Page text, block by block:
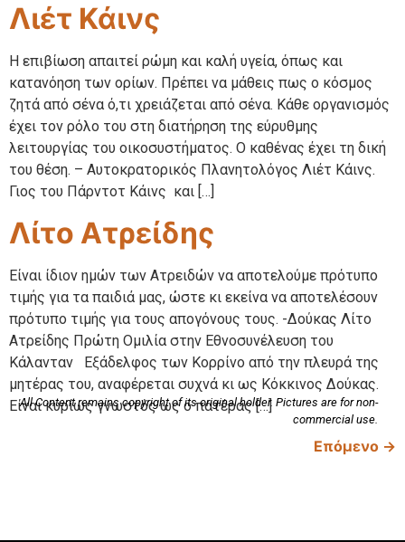
Λιέτ Κάινς
Η επιβίωση απαιτεί ρώμη και καλή υγεία, όπως και
κατανόηση των ορίων. Πρέπει να μάθεις πως ο κόσμος
ζητά από σένα ό,τι χρειάζεται από σένα. Κάθε οργανισμός
έχει τον ρόλο του στη διατήρηση της εύρυθμης
λειτουργίας του οικοσυστήματος. Ο καθένας έχει τη δική
του θέση. – Αυτοκρατορικός Πλανητολόγος Λιέτ Κάινς.
Γιος του Πάρντοτ Κάινς και […]
Λίτο Ατρείδης
Είναι ίδιον ημών των Ατρειδών να αποτελούμε πρότυπο
τιμής για τα παιδιά μας, ώστε κι εκείνα να αποτελέσουν
πρότυπο τιμής για τους απογόνους τους. -Δούκας Λίτο
Ατρείδης Πρώτη Ομιλία στην Εθνοσυνέλευση του
Κάλανταν Εξάδελφος των Κορρίνο από την πλευρά της
μητέρας του, αναφέρεται συχνά κι ως Κόκκινος Δούκας.
Είναι κυρίως γνωστός ως ο πατέρας […]
Επόμενο →
All Content remains copyright of its original holder. Pictures are for non-
commercial use.